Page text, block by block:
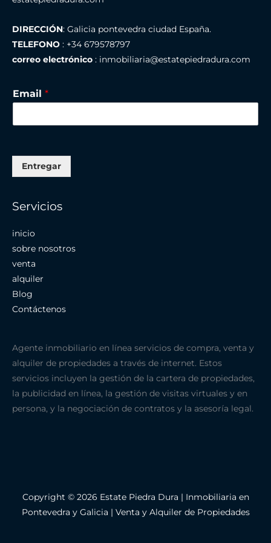
DIRECCIÓN: Galicia pontevedra ciudad España.
TELEFONO : +34 679578797
correo electrónico : inmobiliaria@estatepiedradura.com
Email *
Entregar
Servicios
inicio
sobre nosotros
venta
alquiler
Blog
Contáctenos
Agente inmobiliario en línea servicios de compra, venta y
alquiler de propiedades a través de internet. Estos
servicios incluyen la gestión de la cartera de propiedades,
la publicidad en línea, la gestión de visitas virtuales y en
persona, y la negociación de contratos y la asesoría legal.
Copyright © 2026 Estate Piedra Dura | Inmobiliaria en
Pontevedra y Galicia | Venta y Alquiler de Propiedades